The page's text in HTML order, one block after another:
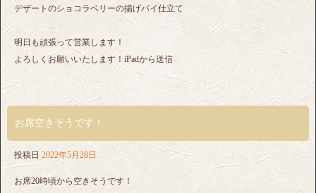
デザートのショコラベリーの揚げパイ仕立て
明日も頑張って営業します！
よろしくお願いいたします！iPadから送信
お席空きそうです！
投稿日 2022年5月28日
お席20時頃から空きそうです！